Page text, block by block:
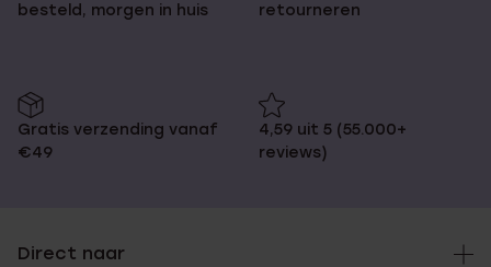
besteld, morgen in huis
retourneren
Gratis verzending vanaf
€49
4,59 uit 5 (55.000+
reviews)
Direct naar